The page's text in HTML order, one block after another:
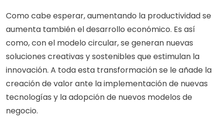
Como cabe esperar, aumentando la productividad se
aumenta también el desarrollo económico. Es así
como, con el modelo circular, se generan nuevas
soluciones creativas y sostenibles que estimulan la
innovación. A toda esta transformación se le añade la
creación de valor ante la implementación de nuevas
tecnologías y la adopción de nuevos modelos de
negocio.